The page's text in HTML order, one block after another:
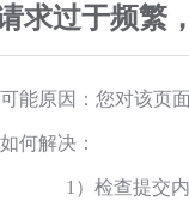
求过于频繁
可能原因：您对该页
如何解决：
1）检查提交